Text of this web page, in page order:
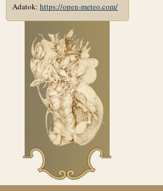
Adatok: https://open-meteo.com/